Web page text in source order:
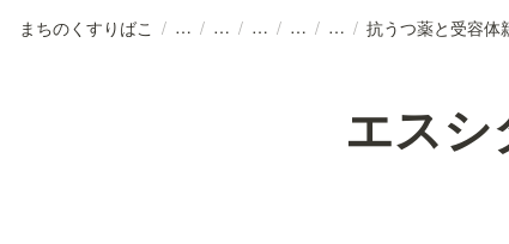
まちのくすりばこ / / / / / / 抗うつ薬と受容体
エス